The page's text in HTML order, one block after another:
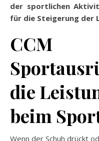
der sportlichen
für die Steigerung der
CCM
die
beim
Wenn der Schuh drückt